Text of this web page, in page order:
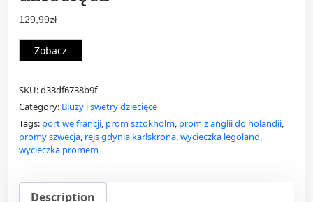
129,99zł
Zobacz
SKU:d33df6738b9f
Category: Bluzy i swetry dziecięce
Tags: port we francji, prom sztokholm, prom z anglii do holandii,
promy szwecja, rejs gdynia karlskrona,wycieczka legoland,
wycieczka promem
Description